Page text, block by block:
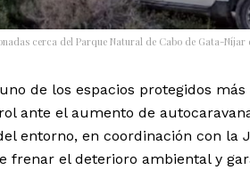
cerca del Parque Natural de Cabo de Gata-Níjar
de los espacios protegidos
ante el aumento de
entorno, en coordinación con la
frenar el deterioro ambiental y